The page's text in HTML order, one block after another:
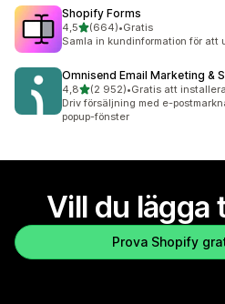
Shopify Forms
4,5av 5 stjärnor
(664)
664 recensioner totalt
•Gratis
Samla in kundinformation för att
Omnisend Email Marketing &
4,8av 5 stjärnor
(2 952)
2952 recensioner totalt
•Gratis att installera
Driv försäljning med e-
popup-fönster
Vill du lägga
Prova Shopify